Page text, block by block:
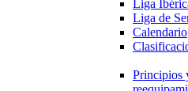
Liga
Liga de
Calendario
Principios